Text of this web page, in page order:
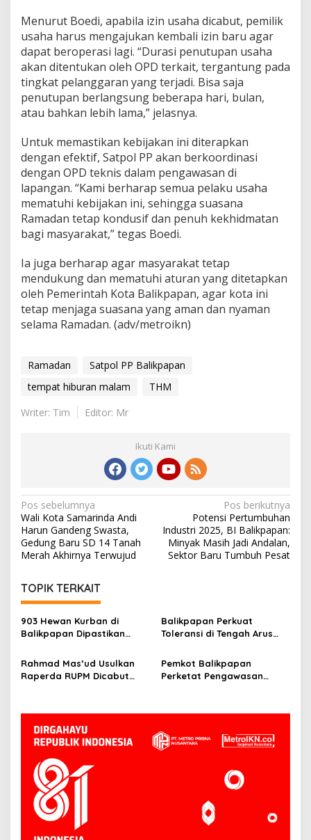
Menurut Boedi, apabila izin usaha dicabut, pemilik
usaha harus mengajukan kembali izin baru agar
dapat beroperasi lagi. “Durasi penutupan usaha
akan ditentukan oleh OPD terkait, tergantung pada
tingkat pelanggaran yang terjadi. Bisa saja
penutupan berlangsung beberapa hari, bulan,
atau bahkan lebih lama,” jelasnya.
Untuk memastikan kebijakan ini diterapkan
dengan efektif, Satpol PP akan berkoordinasi
dengan OPD teknis dalam pengawasan di
lapangan. “Kami berharap semua pelaku usaha
mematuhi kebijakan ini, sehingga suasana
Ramadan tetap kondusif dan penuh kekhidmatan
bagi masyarakat,” tegas Boedi.
Ia juga berharap agar masyarakat tetap
mendukung dan mematuhi aturan yang ditetapkan
oleh Pemerintah Kota Balikpapan, agar kota ini
tetap menjaga suasana yang aman dan nyaman
selama Ramadan. (adv/metroikn)
Ramadan
Satpol PP Balikpapan
tempat hiburan malam
THM
Writer: Tim
Editor: Mr
Ikuti Kami
Navigasi
pos
Pos sebelumnya
Wali Kota Samarinda Andi
Harun Gandeng Swasta,
Gedung Baru SD 14 Tanah
Merah Akhirnya Terwujud
Pos berikutnya
Potensi Pertumbuhan
Industri 2025, BI Balikpapan:
Minyak Masih Jadi Andalan,
Sektor Baru Tumbuh Pesat
TOPIK TERKAIT
903 Hewan Kurban di
Balikpapan Dipastikan
Balikpapan Perkuat
Toleransi di Tengah Arus
Rahmad Mas’ud Usulkan
Raperda RUPM Dicabut
Pemkot Balikpapan
Perketat Pengawasan
Dikelola Baik